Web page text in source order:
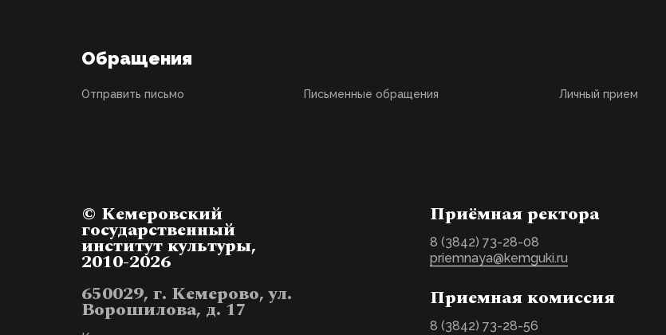
Обращения
Отправить письмо Письменные обращения Личный прием
© Кемеровский
государственный
институт культуры,
2010-2026
650029, г. Кемерово, ул.
Ворошилова, д. 17
Приёмная ректора
8 (3842) 73-28-08
priemnaya@kemguki.ru
Приемная комиссия
8 (3842) 73-28-56